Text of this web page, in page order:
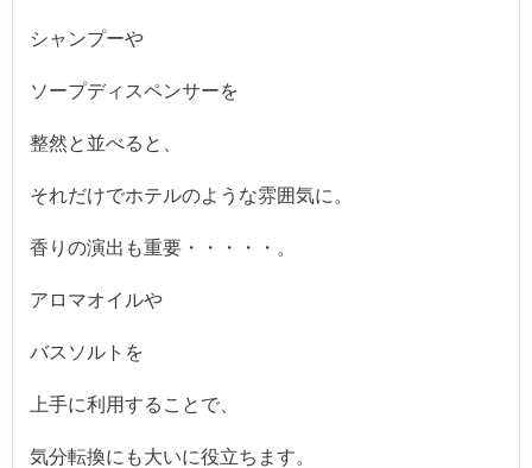
シャンプーや
ソープディスペンサーを
整然と並べると、
それだけでホテルのような雰囲気に。
香りの演出も重要・・・・・。
アロマオイルや
バスソルトを
上手に利用することで、
気分転換にも大いに役立ちます。